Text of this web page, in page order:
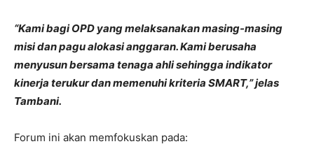
“Kami bagi OPD yang melaksanakan masing-masing
misi dan pagu alokasi anggaran. Kami berusaha
menyusun bersama tenaga ahli sehingga indikator
kinerja terukur dan memenuhi kriteria SMART,” jelas
Tambani.
Forum ini akan memfokuskan pada: